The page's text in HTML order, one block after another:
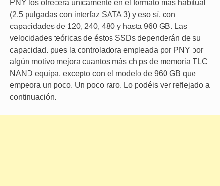
PNY los ofrecerá únicamente en el formato más habitual
(2.5 pulgadas con interfaz SATA 3) y eso sí, con
capacidades de 120, 240, 480 y hasta 960 GB. Las
velocidades teóricas de éstos SSDs dependerán de su
capacidad, pues la controladora empleada por PNY por
algún motivo mejora cuantos más chips de memoria TLC
NAND equipa, excepto con el modelo de 960 GB que
empeora un poco. Un poco raro. Lo podéis ver reflejado a
continuación.